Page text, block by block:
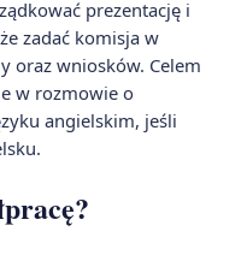
prezentację i
zadać komisja w
oraz wniosków. Celem
w rozmowie o
angielskim, jeśli